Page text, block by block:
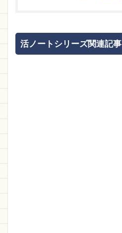
活ノートシリーズ関連記事